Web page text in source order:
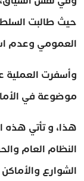
حيث طالبت
العمومي وعدم
وأسفرت العملية
موضوعة في
هذا، و تأتي هذه
النظام العام
الشوارع